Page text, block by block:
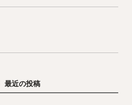
最近の投稿